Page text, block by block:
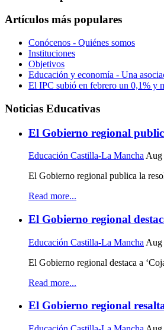
Artículos más populares
Conócenos - Quiénes somos
Instituciones
Objetivos
Educación y economía - Una
El IPC subió en febrero un 0,1% y
Noticias Educativas
El Gobierno regional
Educación Castilla-La Mancha Aug
El Gobierno regional publica la
Read more...
El Gobierno regional
Educación Castilla-La Mancha Aug
El Gobierno regional destaca a
Read more...
El Gobierno regional